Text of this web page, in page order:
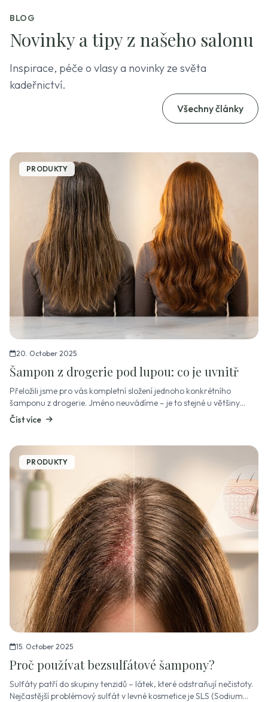
BLOG
Novinky a tipy z našeho salonu
Inspirace, péče o vlasy a novinky ze světa
kadeřnictví.
Všechny články
PRODUKTY
20. October 2025
Šampon z drogerie pod lupou: co je uvnitř
Přeložili jsme pro vás kompletní složení jednoho konkrétního
šamponu z drogerie. Jméno neuvádíme – je to stejné u většiny
značek. Výsledek je stejný.
Číst více
PRODUKTY
15. October 2025
Proč používat bezsulfátové šampony?
Sulfáty patří do skupiny tenzidů – látek, které odstraňují nečistoty.
Nejčastější problémový sulfát v levné kosmetice je SLS (Sodium